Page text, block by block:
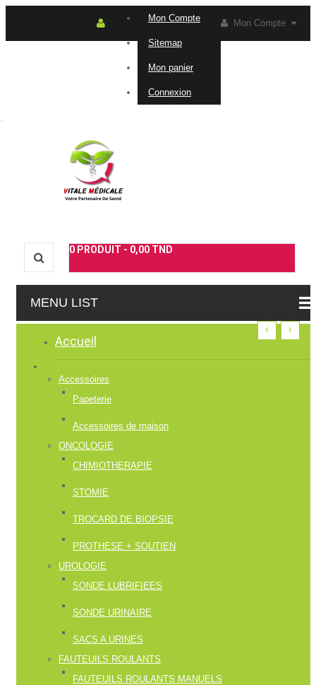
Mon Compte
Mon Compte
Sitemap
Mon panier
Connexion
0 PRODUIT - 0,00 TND
MENU LIST
Accueil
Accessoires
Papeterie
Accessoires de maison
ONCOLOGIE
CHIMIOTHERAPIE
STOMIE
TROCARD DE BIOPSIE
PROTHESE + SOUTIEN
UROLOGIE
SONDE LUBRIFIEES
SONDE URINAIRE
SACS A URINES
FAUTEUILS ROULANTS
FAUTEUILS ROULANTS MANUELS